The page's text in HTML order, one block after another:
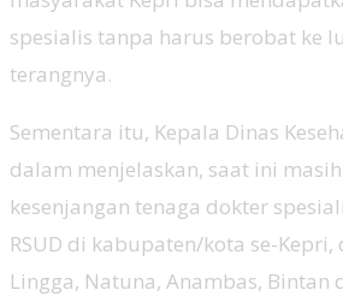
spesialis tanpa harus berobat ke
terangnya.
Sementara itu, Kepala Dinas
dalam menjelaskan, saat ini
kesenjangan tenaga dokter
RSUD di kabupaten/kota se-
Lingga, Natuna, Anambas, Bintan